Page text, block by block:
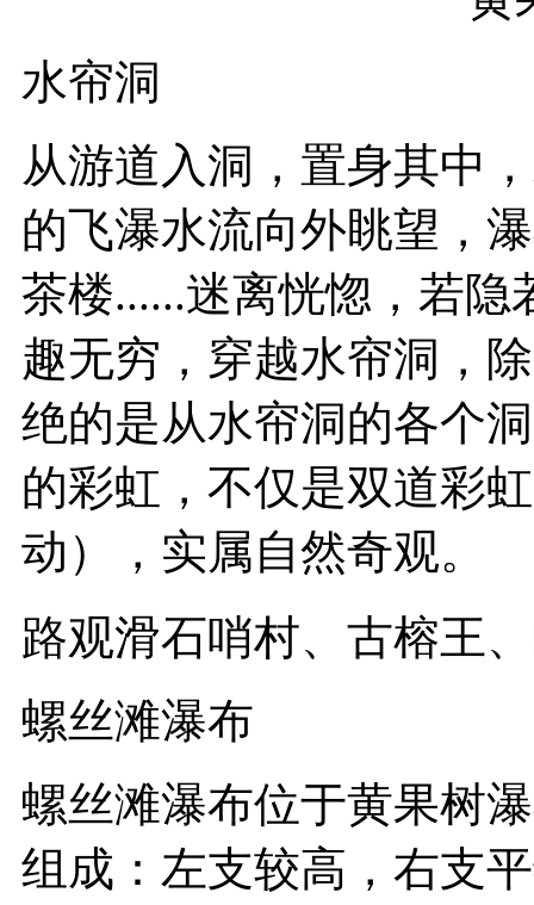
水帘洞
从游道入洞，置身其中
的飞瀑水流向外眺望，
茶楼......迷离恍惚，若
趣无穷，穿越水帘洞，
绝的是从水帘洞的各个
的彩虹，不仅是双道彩
动），实属自然奇观。
路观滑石哨村、古榕王
螺丝滩瀑布
螺丝滩瀑布位于黄果树
组成：左支较高，右支